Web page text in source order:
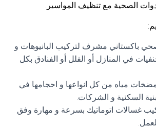
الصحية مع تنظيف المواسير.
باكستاني مشرف لتركيب البانيوهات و
في المنازل أو الفلل أو الفنادق بكل
مياه من كل انواعها و احجامها في
السكنية و الشركات.
غسالات اتوماتيك بسرعة و مهارة وفق